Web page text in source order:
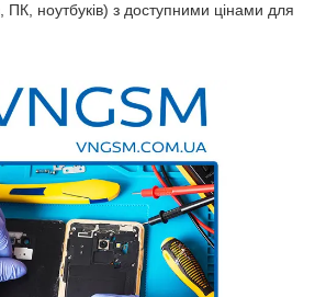
ПК, ноутбуків) з доступними цінами для